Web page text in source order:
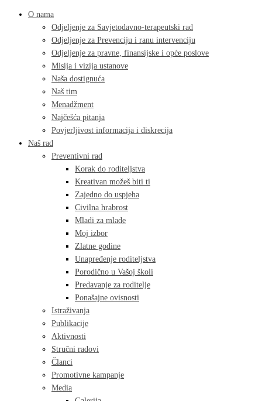
O nama
Odjeljenje za Savjetodavno-terapeutski rad
Odjeljenje za Prevenciju i ranu intervenciju
Odjeljenje za pravne, finansijske i opće poslove
Misija i vizija ustanove
Naša dostignuća
Naš tim
Menadžment
Najčešća pitanja
Povjerljivost informacija i diskrecija
Naš rad
Preventivni rad
Korak do roditeljstva
Kreativan možeš biti ti
Zajedno do uspjeha
Civilna hrabrost
Mladi za mlade
Moj izbor
Zlatne godine
Unapređenje roditeljstva
Porodično u Vašoj školi
Predavanje za roditelje
Ponašajne ovisnosti
Istraživanja
Publikacije
Aktivnosti
Stručni radovi
Članci
Promotivne kampanje
Media